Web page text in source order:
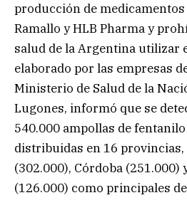
producción de
Ramallo y HLB Pharma y
salud de la Argentina utilizar
elaborado por las empresas
Ministerio de Salud de la
Lugones, informó que se
540.000 ampollas de
distribuidas en 16 provincias,
(302.000), Córdoba (251.000)
(126.000) como principales